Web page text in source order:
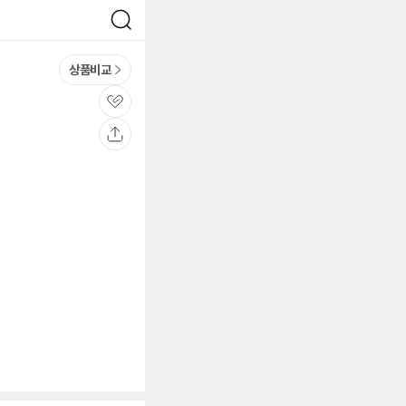
검
색
상품비교
관
심